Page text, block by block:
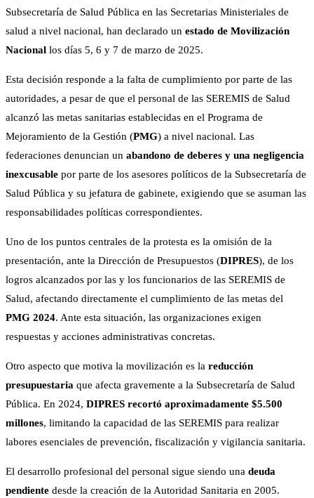
Subsecretaría de Salud Pública en las Secretarias Ministeriales de
salud a nivel nacional, han declarado un estado de Movilización
Nacional los días 5, 6 y 7 de marzo de 2025.
Esta decisión responde a la falta de cumplimiento por parte de las
autoridades, a pesar de que el personal de las SEREMIS de Salud
alcanzó las metas sanitarias establecidas en el Programa de
Mejoramiento de la Gestión (PMG) a nivel nacional. Las
federaciones denuncian un abandono de deberes y una negligencia
inexcusable por parte de los asesores políticos de la Subsecretaría de
Salud Pública y su jefatura de gabinete, exigiendo que se asuman las
responsabilidades políticas correspondientes.
Uno de los puntos centrales de la protesta es la omisión de la
presentación, ante la Dirección de Presupuestos (DIPRES), de los
logros alcanzados por las y los funcionarios de las SEREMIS de
Salud, afectando directamente el cumplimiento de las metas del
PMG 2024. Ante esta situación, las organizaciones exigen
respuestas y acciones administrativas concretas.
Otro aspecto que motiva la movilización es la reducción
presupuestaria que afecta gravemente a la Subsecretaría de Salud
Pública. En 2024, DIPRES recortó aproximadamente $5.500
millones, limitando la capacidad de las SEREMIS para realizar
labores esenciales de prevención, fiscalización y vigilancia sanitaria.
El desarrollo profesional del personal sigue siendo una deuda
pendiente desde la creación de la Autoridad Sanitaria en 2005.